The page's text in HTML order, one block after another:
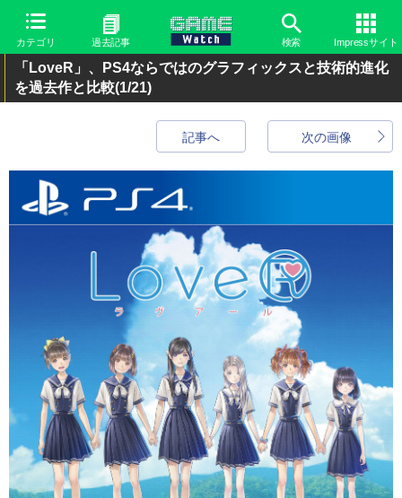
カテゴリ 過去記事 検索 Impressサイト
「LoveR」、PS4ならではのグラフィックスと技術的進化
を過去作と比較(1/21)
次の画像
記事へ